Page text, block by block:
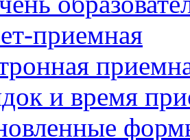
приемная
и время